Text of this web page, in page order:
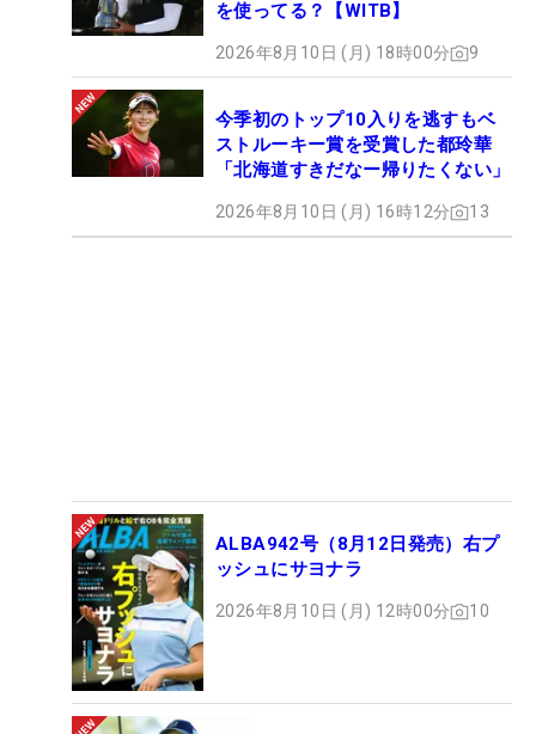
を使ってる？【WITB】
2026年8月10日 (月) 18時00分 9
今季初のトップ10入りを逃すもベ
ストルーキー賞を受賞した都玲華
「北海道すきだなー帰りたくない」
2026年8月10日 (月) 16時12分 13
ALBA942号（8月12日発売）右プ
ッシュにサヨナラ
2026年8月10日 (月) 12時00分 10